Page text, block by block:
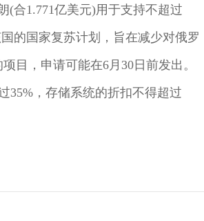
(合1.771亿美元)用于支持不超过
的国家复苏计划，旨在减少对俄罗
目，申请可能在6月30日前发出。
35%，存储系统的折扣不得超过